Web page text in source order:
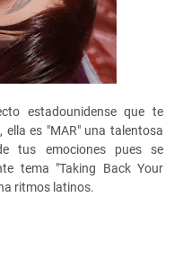
estadounidense que te
es "MAR" una talentosa
tus emociones pues se
tema "Taking Back Your
ritmos latinos.